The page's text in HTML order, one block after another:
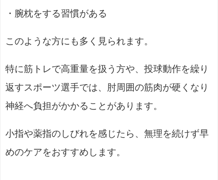
・腕枕をする習慣がある
このような方にも多く見られます。
特に筋トレで高重量を扱う方や、投球動作を繰り
返すスポーツ選手では、肘周囲の筋肉が硬くなり
神経へ負担がかかることがあります。
小指や薬指のしびれを感じたら、無理を続けず早
めのケアをおすすめします。